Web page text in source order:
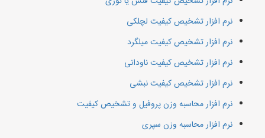
نرم افزار تشخیص کیفیت لچلکی
نرم افزار تشخیص کیفیت میلگرد
نرم افزار تشخیص کیفیت ناودانی
نرم افزار تشخیص کیفیت نبشی
نرم افزار محاسبه وزن پروفیل و تشخیص کیفیت
نرم افزار محاسبه وزن سپری